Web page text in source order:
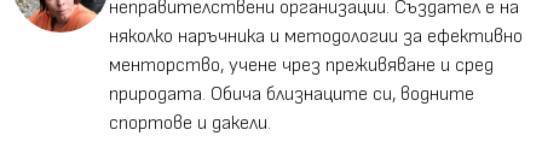
неправителствени организации. Създател е на
няколко наръчника и методологии за ефективно
менторство, учене чрез преживяване и сред
природата. Обича близнаците си, водните
спортове и дакели.